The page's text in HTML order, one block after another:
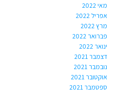
מאי 2022
אפריל 2022
מרץ 2022
פברואר 2022
ינואר 2022
דצמבר 2021
נובמבר 2021
אוקטובר 2021
ספטמבר 2021